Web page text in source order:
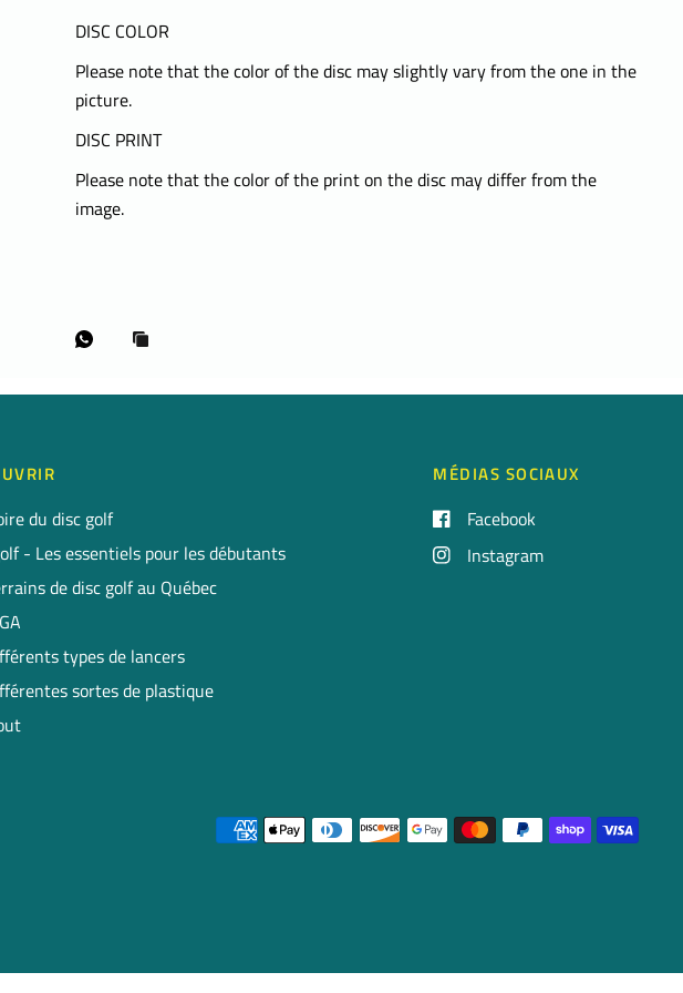
DISC COLOR
Please note that the color of the disc may slightly vary from the one in the
picture.
DISC PRINT
Please note that the color of the print on the disc may differ from the
image.
du disc golf
- Les essentiels pour les débutants
de disc golf au Québec
types de lancers
sortes de plastique
MÉDIAS SOCIAUX
Facebook
Instagram